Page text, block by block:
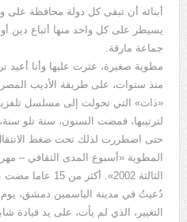
أبنائه أن تبقى كل دولة محافظة على
يسيطر على كل واحد منها أتباع دين
جماعة مارقة.
مطوية صغيرة، عثرت عليها وأنا أعيد
منذ سنوات، على طريقة الأديب
«ذات» التي تحولت إلى مسلسل
لترتيبها، فمضت السنون، سنة تلو
حتى اضطررت لذلك تحت ضغط
المطوية «أسبوع المدى الثقافي –
الثالثة 2002».
دُعيتُ في مدينة الياسمين دمشق،
التغيير، الذي لم يأت، على يد قيادة